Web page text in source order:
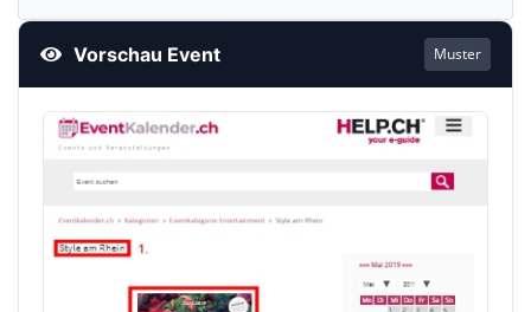
Vorschau Event Muster